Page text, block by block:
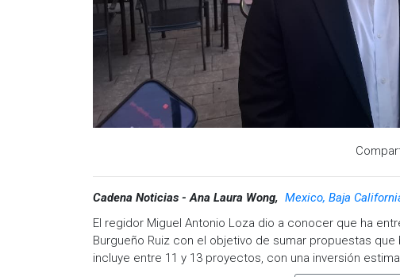
Cadena Noticias - Ana Laura Wong, Mexico, Baja
El regidor Miguel Antonio Loza dio a conocer que ha
Burgueño Ruiz con el objetivo de sumar propuestas que
incluye entre 11 y 13 proyectos, con una inversión